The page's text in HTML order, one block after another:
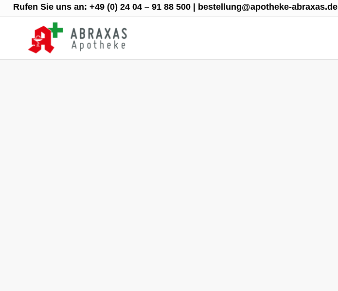
Rufen Sie uns an: +49 (0) 24 04 – 91 88 500| bestellung@apotheke-abraxas.de